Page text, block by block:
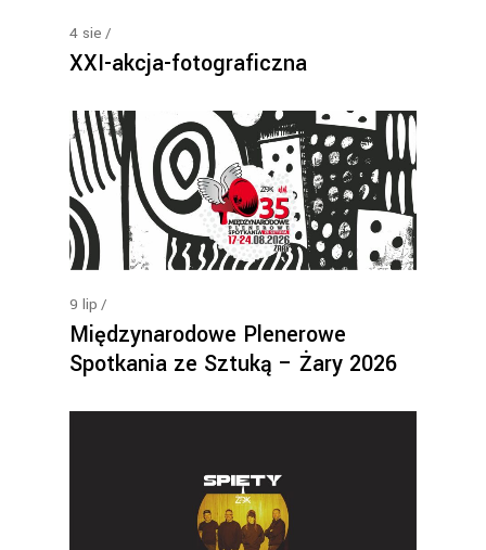
4 sie
XXI-akcja-fotograficzna
9 lip
Międzynarodowe Plenerowe
Spotkania ze Sztuką – Żary 2026